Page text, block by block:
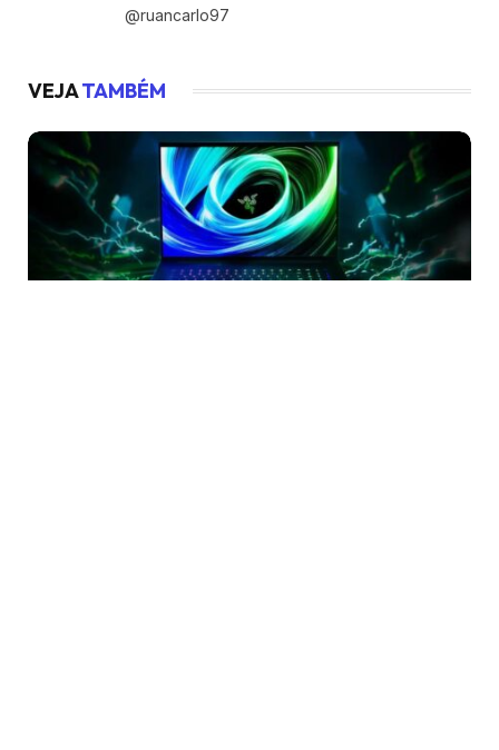
@ruancarlo97
VEJATAMBÉM